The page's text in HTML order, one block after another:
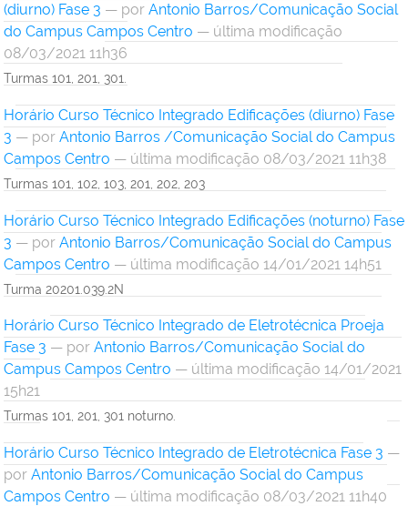
(diurno) Fase 3 — por Antonio Barros/Comunicação Social
do Campus Campos Centro — última modificação
08/03/2021 11h36
Turmas 101, 201, 301.
Horário Curso Técnico Integrado Edificações (diurno) Fase
3 — por Antonio Barros /Comunicação Social do Campus
Campos Centro — última modificação 08/03/2021 11h38
Turmas 101, 102, 103, 201, 202, 203
Horário Curso Técnico Integrado Edificações (noturno) Fase
3 — por Antonio Barros/Comunicação Social do Campus
Campos Centro — última modificação 14/01/2021 14h51
Turma 20201.039.2N
Horário Curso Técnico Integrado de Eletrotécnica Proeja
Fase 3 — por Antonio Barros/Comunicação Social do
Campus Campos Centro — última modificação 14/01/2021
15h21
Turmas 101, 201, 301 noturno.
Horário Curso Técnico Integrado de Eletrotécnica Fase 3 —
por Antonio Barros/Comunicação Social do Campus
Campos Centro — última modificação 08/03/2021 11h40